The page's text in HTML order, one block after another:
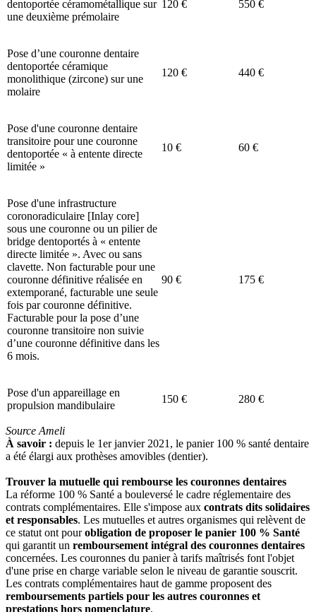
dentoportée céramométallique sur
une deuxième prémolaire
120 € 550 €
Pose d’une couronne dentaire
dentoportée céramique
monolithique (zircone) sur une
molaire
120 € 440 €
Pose d'une couronne dentaire
transitoire pour une couronne
dentoportée « à entente directe
limitée »
10 € 60 €
Pose d'une infrastructure
coronoradiculaire [Inlay core]
sous une couronne ou un pilier de
bridge dentoportés à « entente
directe limitée ». Avec ou sans
clavette. Non facturable pour une
couronne définitive réalisée en
extemporané, facturable une seule
fois par couronne définitive.
Facturable pour la pose d’une
couronne transitoire non suivie
d’une couronne définitive dans les
6 mois.
90 € 175 €
Pose d'un appareillage en
propulsion mandibulaire
150 € 280 €
Source Ameli
À savoir : depuis le 1er janvier 2021, le panier 100 % santé dentaire
a été élargi aux prothèses amovibles (dentier).
Trouver la mutuelle qui rembourse les couronnes dentaires
La réforme 100 % Santé a bouleversé le cadre réglementaire des
contrats complémentaires. Elle s'impose aux contrats dits solidaires
et responsables. Les mutuelles et autres organismes qui relèvent de
ce statut ont pourobligation de proposer le panier 100 % Santé
qui garantit un remboursement intégral des couronnes dentaires
concernées. Les couronnes du panier à tarifs maîtrisés font l'objet
d'une prise en charge variable selon le niveau de garantie souscrit.
Les contrats complémentaires haut de gamme proposent des
remboursements partiels pour les autres couronnes et
prestations hors nomenclature.